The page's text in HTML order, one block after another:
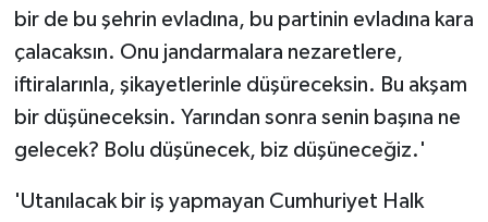
bir de bu şehrin evladına, bu partinin evladına kara
çalacaksın. Onu jandarmalara nezaretlere,
iftiralarınla, şikayetlerinle düşüreceksin. Bu akşam
bir düşüneceksin. Yarından sonra senin başına ne
gelecek? Bolu düşünecek, biz düşüneceğiz.'
'Utanılacak bir iş yapmayan Cumhuriyet Halk